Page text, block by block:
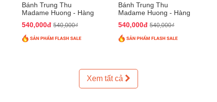
Bánh Trung Thu
Madame Huong - Hàng
540,000đ 540,000₫
Bánh Trung Thu
Madame Huong - Hàng
540,000đ 540,000₫
Xem tất cả